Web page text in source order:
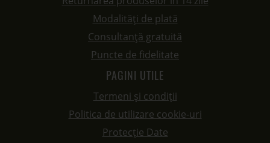
Modalități de plată
Consultanță gratuită
Puncte de fidelitate
PAGINI UTILE
Termeni și condiții
Politica de utilizare cookie-uri
Protecție Date